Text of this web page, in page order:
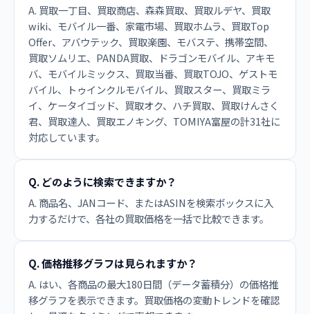
A. 買取一丁目、買取商店、森森買取、買取ルデヤ、買取
wiki、モバイル一番、家電市場、買取ホムラ、買取Top
Offer、アバウテック、買取楽園、モバステ、携帯空間、
買取ソムリエ、PANDA買取、ドラゴンモバイル、アキモ
バ、モバイルミックス、買取当番、買取TOJO、ゲストモ
バイル、トゥインクルモバイル、買取スター、買取ミラ
イ、ケータイゴッド、買取オク、ハチ買取、買取けんさく
君、買取達人、買取エノキング、TOMIYA富屋の計31社に
対応しています。
Q. どのように検索できますか？
A. 商品名、JANコード、またはASINを検索ボックスに入
力するだけで、各社の買取価格を一括で比較できます。
Q. 価格推移グラフは見られますか？
A. はい、各商品の最大180日間（データ蓄積分）の価格推
移グラフを表示できます。買取価格の変動トレンドを確認